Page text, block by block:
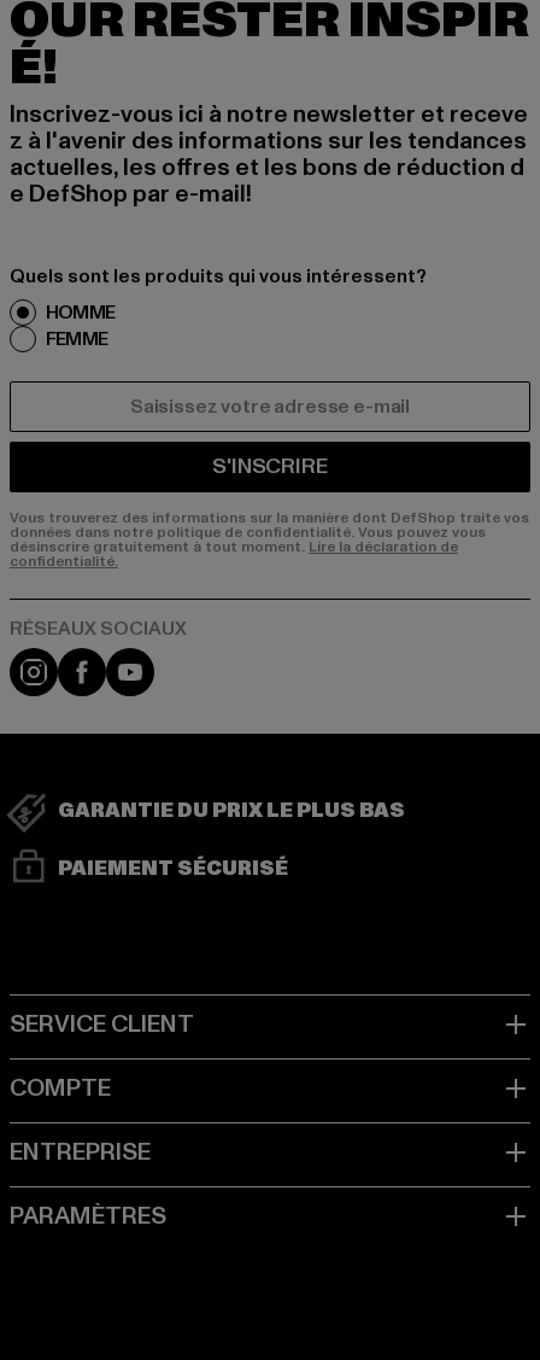
OUR RESTER INSPIR
É!
Inscrivez-vous ici à notre newsletter et receve
z à l'avenir des informations sur les tendances
actuelles, les offres et les bons de réduction d
e DefShop par e-mail!
Quels sont les produits qui vous intéressent?
HOMME
FEMME
S'INSCRIRE
Vous trouverez des informations sur la manière dont DefShop traite vos
données dans notre politique de confidentialité. Vous pouvez vous
désinscrire gratuitement à tout moment. Lire la déclaration de
confidentialité.
Visit our Instagram page:
Visit our Facebook page:
Visit our YouTube channel:
GARANTIE DU PRIX LE PLUS BAS
PAIEMENT SÉCURISÉ